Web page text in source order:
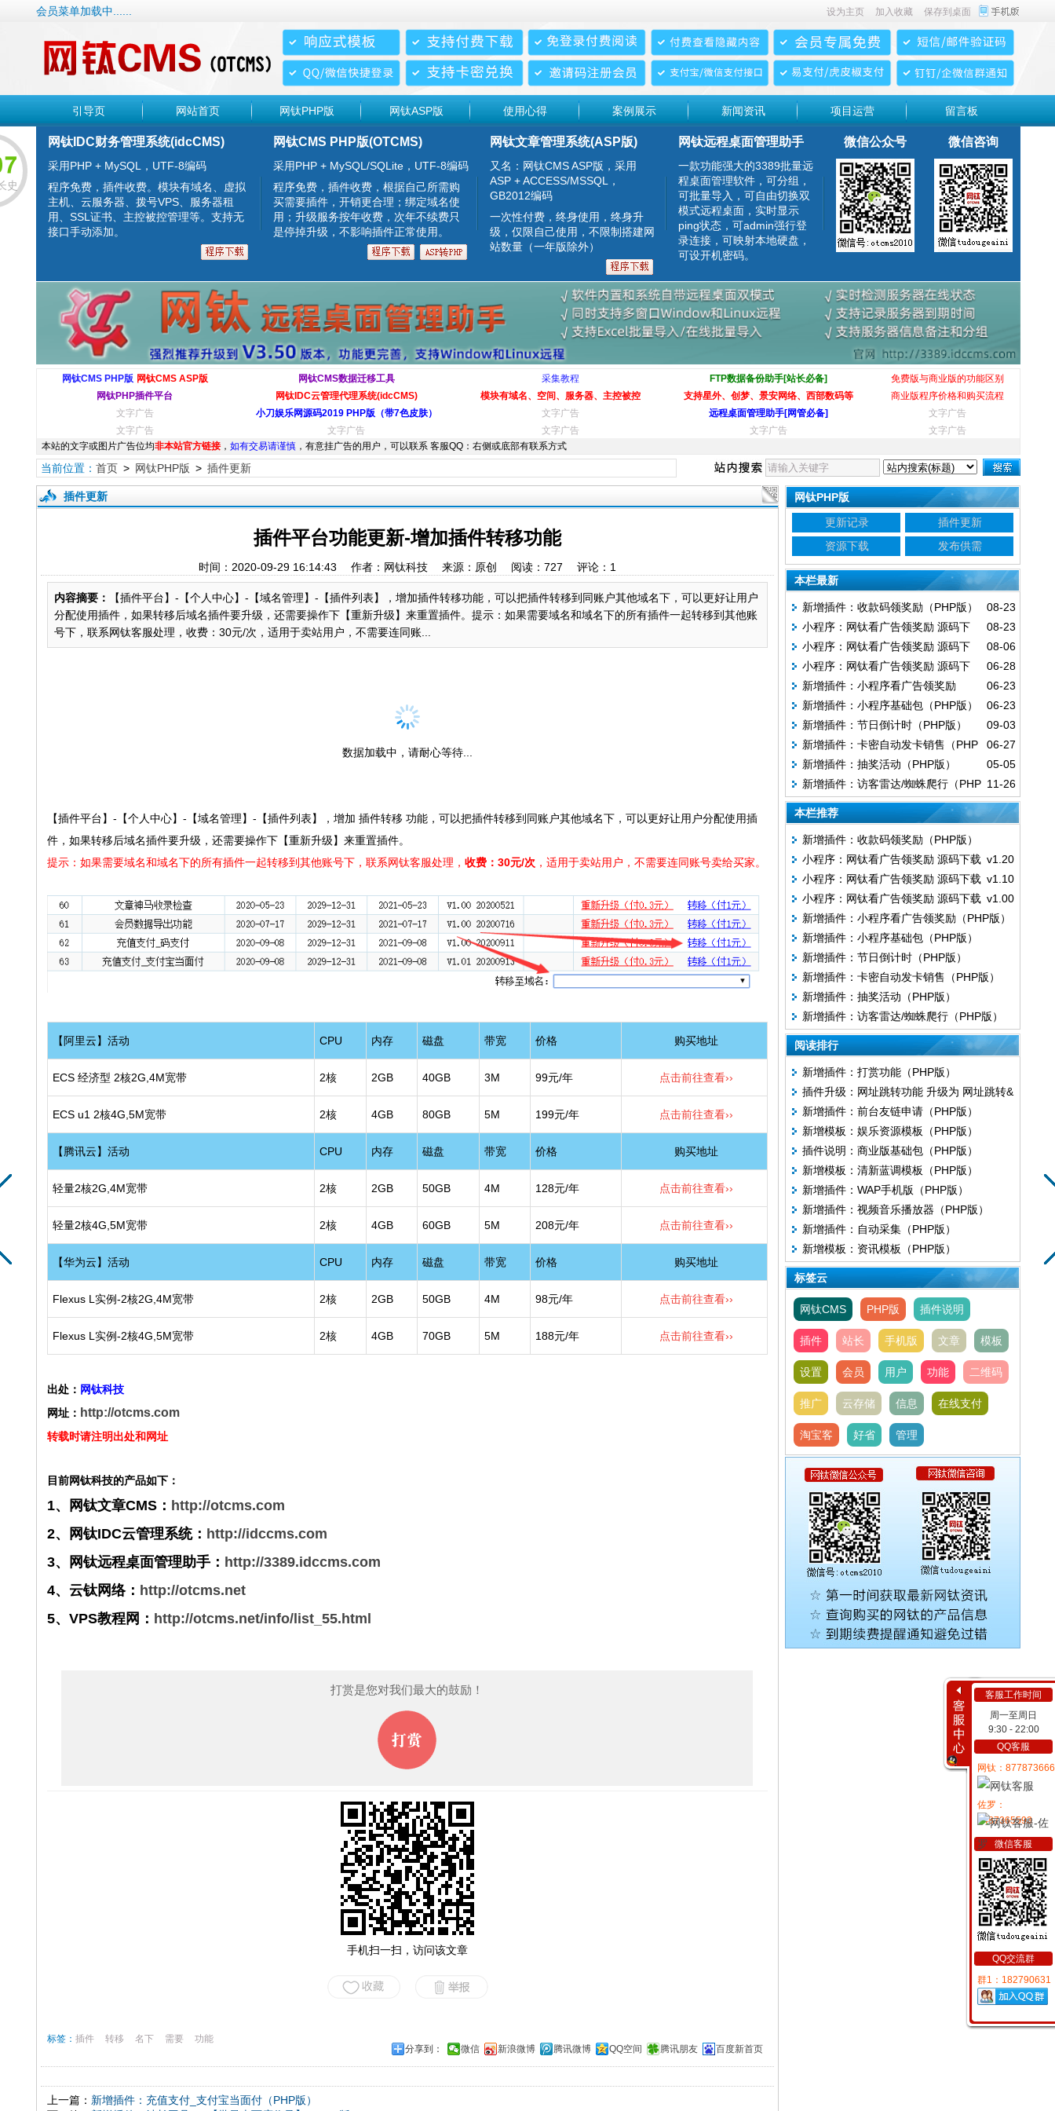
会员菜单加载中...... 设为主页 加入收藏 保存到桌面
引导页 网站首页 网钛PHP版 网钛ASP版 使用心得 案例展示 新闻资讯 项目运营 留言板
网钛IDC财务管理系统(idcCMS)
采用PHP + MySQL，UTF-8编码
程序免费，插件收费。模块有域名、虚拟
主机、云服务器、拨号VPS、服务器租
用、SSL证书、主控被控管理等。支持无
接口手动添加。
网钛CMS PHP版(OTCMS)
采用PHP + MySQL/SQLite，UTF-8编码
程序免费，插件收费，根据自己所需购
买需要插件，开销更合理；绑定域名使
用；升级服务按年收费，次年不续费只
是停掉升级，不影响插件正常使用。
网钛文章管理系统(ASP版)
又名：网钛CMS ASP版，采用
ASP + ACCESS/MSSQL，
GB2012编码
一次性付费，终身使用，终身升
级，仅限自己使用，不限制搭建网
站数量（一年版除外）
网钛远程桌面管理助手
一款功能强大的3389批量远
程桌面管理软件，可分组，
可批量导入，可自由切换双
模式远程桌面，实时显示
ping状态，可admin强行登
录连接，可映射本地硬盘，
可设开机密码。
微信公众号 微信咨询
网钛CMS PHP版 网钛CMS ASP版 网钛CMS数据迁移工具 采集教程 FTP数据备份助手[站长必备]
免费版与商业版的功能区别
网钛PHP插件平台
网钛IDC云管理代理系统(idcCMS) 模块有域名、空间、服务器、主控被控 支持星外、创梦、景安网络、西部数码等
商业版程序价格和购买流程
文字广告
小刀娱乐网源码2019 PHP版（带7色皮肤） 文字广告 远程桌面管理助手[网管必备]
文字广告
文字广告
文字广告 文字广告 文字广告
文字广告
本站的文字或图片广告位均非本站官方链接， 如有交易请谨慎，有意挂广告的用户，可以联系 客服QQ：右侧或底部有联系方式
当前位置： 首页> 网钛PHP版 > 插件更新
插件更新
插件平台功能更新-增加插件转移功能
时间：2020-09-29 16:14:43 作者：网钛科技 来源：原创 阅读： 727 评论： 1
内容摘要：
【插件平台】-【个人中心】-【域名管理】-【插件列表】，增加插件转移功能，可以把插件转移到同账户其他域名下，可以更好让用户
分配使用插件，如果转移后域名插件要升级，还需要操作下【重新升级】来重置插件。提示：如果需要域名和域名下的所有插件一起转移到其他账
号下，联系网钛客服处理，收费：30元/次，适用于卖站用户，不需要连同账...
数据加载中，请耐心等待...
【插件平台】-【个人中心】-【域名管理】-【插件列表】，增加 插件转移 功能，可以把插件转移到同账户其他域名下，可以更好让用户分配使用插
件，如果转移后域名插件要升级，还需要操作下【重新升级】来重置插件。
提示：如果需要域名和域名下的所有插件一起转移到其他账号下，联系网钛客服处理， 收费：30元/次 ，适用于卖站用户，不需要连同账号卖给买家。
【阿里云】活动 CPU 内存 磁盘 带宽 价格 购买地址
ECS 经济型 2核2G,4M宽带 2核 2GB 40GB 3M 99元/年 点击前往查看››
ECS u1 2核4G,5M宽带 2核 4GB 80GB 5M 199元/年 点击前往查看››
【腾讯云】活动 CPU 内存 磁盘 带宽 价格 购买地址
轻量2核2G,4M宽带 2核 2GB 50GB 4M 128元/年 点击前往查看››
轻量2核4G,5M宽带 2核 4GB 60GB 5M 208元/年 点击前往查看››
【华为云】活动 CPU 内存 磁盘 带宽 价格 购买地址
Flexus L实例-2核2G,4M宽带 2核 2GB 50GB 4M 98元/年 点击前往查看››
Flexus L实例-2核4G,5M宽带 2核 4GB 70GB 5M 188元/年 点击前往查看››
出处： 网钛科技
网址： http://otcms.com
转载时请注明出处和网址
目前网钛科技的产品如下：
1、网钛文章CMS： http://otcms.com
2、网钛IDC云管理系统： http://idccms.com
3、网钛远程桌面管理助手： http://3389.idccms.com
4、云钛网络： http://otcms.net
5、VPS教程网： http://otcms.net/info/list_55.html
打赏是您对我们最大的鼓励！
手机扫一扫，访问该文章
标签： 插件 转移 名下 需要
功能
分享到：
微信 新浪微博 腾讯微博 QQ空间 腾讯朋友 百度新首页
上一篇： 新增插件：充值支付_支付宝当面付（PHP版）
网钛PHP版
更新记录
插件更新
资源下载
发布供需
本栏最新
08-23
新增插件：收款码领奖励（PHP版）
08-23
小程序：网钛看广告领奖励 源码下
载 v1.20
08-06
小程序：网钛看广告领奖励 源码下
载 v1.10
06-28
小程序：网钛看广告领奖励 源码下
载 v1.00
06-23
新增插件：小程序看广告领奖励
（PHP版）
06-23
新增插件：小程序基础包（PHP版）
09-03
新增插件：节日倒计时（PHP版）
06-27
新增插件：卡密自动发卡销售（PHP
版）
05-05
新增插件：抽奖活动（PHP版）
11-26
新增插件：访客雷达/蜘蛛爬行（PHP
版）
本栏推荐
新增插件：收款码领奖励（PHP版）
小程序：网钛看广告领奖励 源码下载 v1.20
小程序：网钛看广告领奖励 源码下载 v1.10
小程序：网钛看广告领奖励 源码下载 v1.00
新增插件：小程序看广告领奖励（PHP版）
新增插件：小程序基础包（PHP版）
新增插件：节日倒计时（PHP版）
新增插件：卡密自动发卡销售（PHP版）
新增插件：抽奖活动（PHP版）
新增插件：访客雷达/蜘蛛爬行（PHP版）
阅读排行
新增插件：打赏功能（PHP版）
插件升级：网址跳转功能 升级为 网址跳转&
聚合二维码
新增插件：前台友链申请（PHP版）
新增模板：娱乐资源模板（PHP版）
插件说明：商业版基础包（PHP版）
新增模板：清新蓝调模板（PHP版）
新增插件：WAP手机版（PHP版）
新增插件：视频音乐播放器（PHP版）
新增插件：自动采集（PHP版）
新增模板：资讯模板（PHP版）
标签云
网钛CMS PHP版 插件说明
插件 站长 手机版 文章 模板
设置 会员 用户 功能 二维码
推广 云存储 信息 在线支付
淘宝客 好省 管理
史
客服工作时间
周一至周日
9:30 - 22:00
QQ客服
网钛：877873666
佐罗：
2487365593
微信客服
QQ交流群
群1：182790631